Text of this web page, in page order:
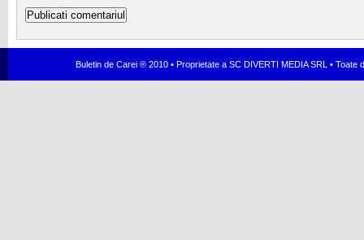
Buletin de Carei ® 2010 • Proprietate a SC DIVERTI MEDIA SRL •